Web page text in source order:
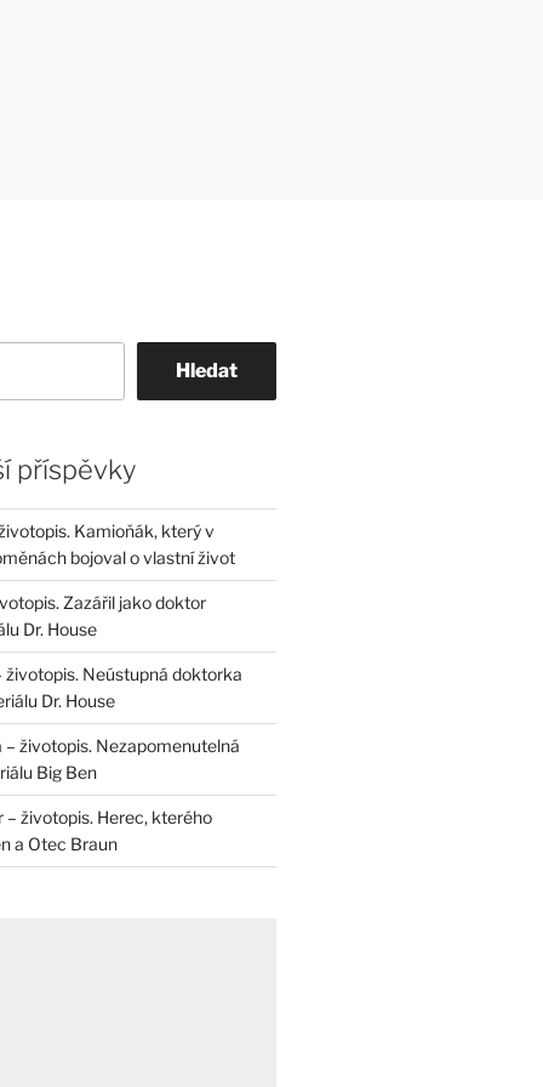
Hledat
příspěvky
Kamioňák, který v
bojoval o vlastní život
Zazářil jako doktor
Dr. House
životopis. Neústupná doktorka
Dr. House
– životopis. Nezapomenutelná
Big Ben
– životopis. Herec, kterého
a Otec Braun